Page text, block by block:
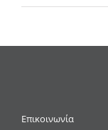
Επικοινωνία